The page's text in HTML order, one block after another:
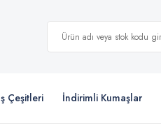
Çeşitleri İndirimli Kumaşlar